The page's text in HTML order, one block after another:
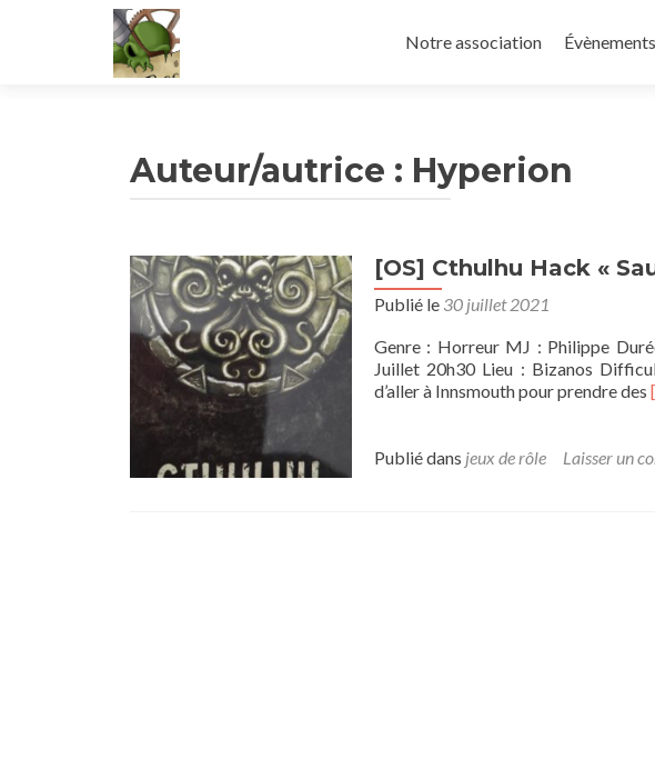
au
Notre association Évènements
Auteur/autrice : Hyperion
[OS] Cthulhu Hack «
Publié le 30 juillet 2021
Genre : Horreur MJ : Philippe
Juillet 20h30 Lieu : Bizanos
d’aller à Innsmouth pour prendre des
Publié dans jeux de rôle Laisser un